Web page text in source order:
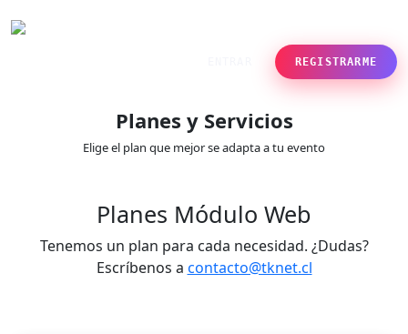
REGISTRARME
Planes y Servicios
Elige el plan que mejor se adapta a tu evento
Planes Módulo Web
Tenemos un plan para cada necesidad. ¿Dudas?
Escríbenos a contacto@tknet.cl